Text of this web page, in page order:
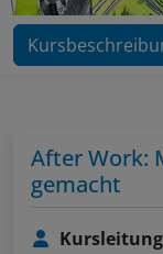
After Work:
gemacht
Kursleitung